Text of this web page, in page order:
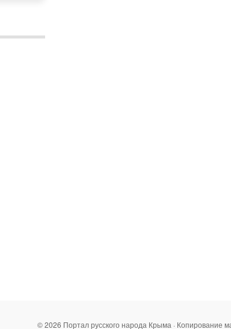
© 2026 Портал русского народа Крыма · Копирование